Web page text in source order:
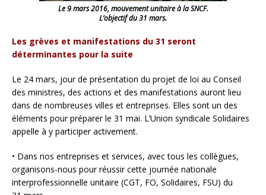
Le 9 mars 2016, mouvement unitaire à la SNCF.
L’objectif du 31 mars.
Les grèves et manifestations du 31 seront
déterminantes pour la suite
Le 24 mars, jour de présentation du projet de loi au Conseil
des ministres, des actions et des manifestations auront lieu
dans de nombreuses villes et entreprises. Elles sont un des
éléments pour préparer le 31 mai. L’Union syndicale Solidaires
appelle à y participer activement.
• Dans nos entreprises et services, avec tous les collègues,
organisons-nous pour réussir cette journée nationale
interprofessionnelle unitaire (CGT, FO, Solidaires, FSU) du